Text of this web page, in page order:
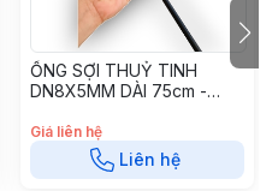
ỐNG SỢI THUỶ TINH
DN8X5MM DÀI 75cm -
Giá liên hệ
Liên hệ